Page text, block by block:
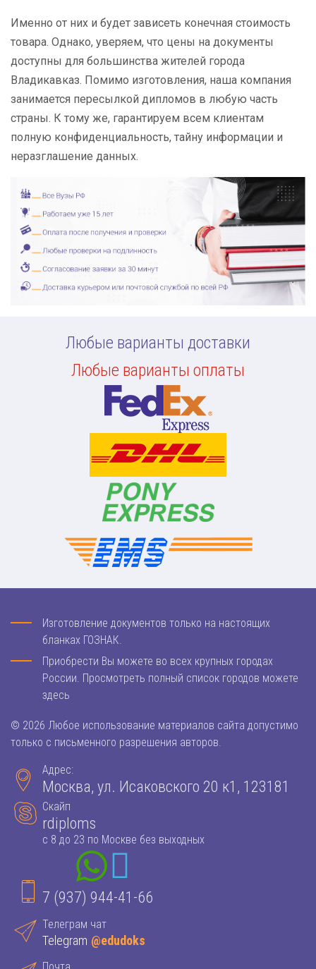
Именно от них и будет зависеть конечная стоимость
товара. Однако, уверяем, что цены на документы
доступны для большинства жителей города
Владикавказ. Помимо изготовления, наша компания
занимается пересылкой дипломов в любую часть
страны. К тому же, гарантируем всем клиентам
полную конфиденциальность, тайну информации и
неразглашение данных.
Любые варианты доставки
Любые варианты оплаты
Изготовление документов только на настоящих
бланках ГОЗНАК.
Приобрести Вы можете во всех крупных городах
России. Просмотреть полный список городов можете
здесь
© 2026 Любое использование материалов сайта допустимо
только с письменного разрешения авторов.
Адрес:
Москва, ул. Исаковского 20 к1, 123181
Скайп
rdiploms
с 8 до 23 по Москве без выходных
7 (937) 944-41-66
Телеграм чат
Telegram @edudoks